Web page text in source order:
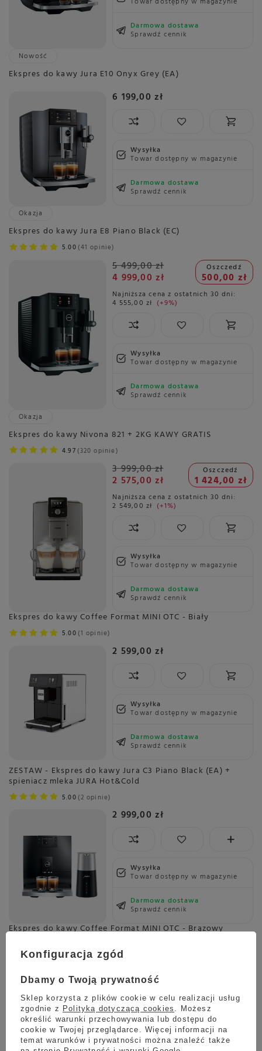
Darmowa dostawa
Sprawdź cennik
Nowość
Ekspres do kawy Jura E10 Onyx Grey (EA)
6 199,00 zł
Wysyłka
Towar dostępny w magazynie
Darmowa dostawa
Sprawdź cennik
Okazja
Ekspres do kawy Jura E8 Piano Black (EC)
5.00 41 opinie
5 499,00 zł
4 999,00 zł
Oszczedź
500,00 zł
Najniższa cena z ostatnich 30 dni:
4 555,00 zł +9%
Wysyłka
Towar dostępny w magazynie
Darmowa dostawa
Sprawdź cennik
Okazja
Ekspres do kawy Nivona 821 + 2KG KAWY GRATIS
4.97 320 opinie
3 999,00 zł
2 575,00 zł
Oszczedź
1 424,00 zł
Najniższa cena z ostatnich 30 dni:
2 549,00 zł +1%
Wysyłka
Towar dostępny w magazynie
Darmowa dostawa
Sprawdź cennik
Ekspres do kawy Coffee Format MINI OTC - Biały
5.00 1 opinie
2 599,00 zł
Wysyłka
Towar dostępny w magazynie
Darmowa dostawa
Sprawdź cennik
ZESTAW - Ekspres do kawy Jura C3 Piano Black (EA) +
spieniacz mleka JURA Hot&Cold
5.00 2 opinie
2 999,00 zł
Wysyłka
Towar dostępny w magazynie
Darmowa dostawa
Sprawdź cennik
Ekspres do kawy Coffee Format MINI OTC - Brązowy
2 599,00 zł
Wysyłkajeszcze dzisiaj
Towar dostępny w magazynie
Darmowa dostawa
Konfiguracja zgód
Dbamy o Twoją prywatność
Sklep korzysta z plików cookie w celu realizacji usług
zgodnie z Polityką dotyczącą cookies . Możesz
określić warunki przechowywania lub dostępu do
cookie w Twojej przeglądarce. Więcej informacji na
temat warunków i prywatności można znaleźć także